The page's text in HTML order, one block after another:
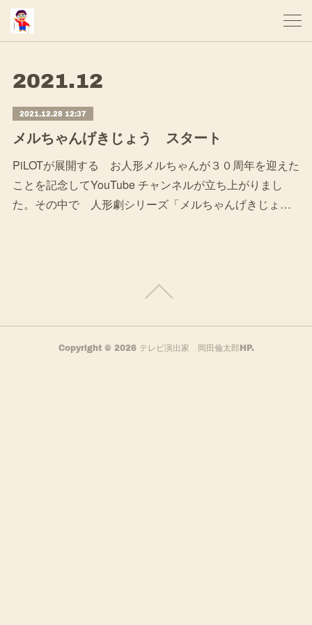
2021.12
2021.12.28 12:37
メルちゃんげきじょう スタート
PiLOTが展開する お人形メルちゃんが３０周年を迎えた
ことを記念してYouTube チャンネルが立ち上がりまし
た。その中で 人形劇シリーズ「メルちゃんげきじょ…
Copyright © 2026 テレビ演出家 岡田倫太郎HP.